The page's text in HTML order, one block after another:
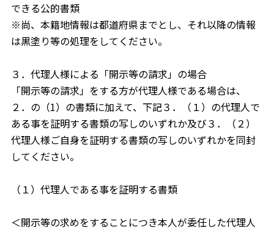
できる公的書類
※尚、本籍地情報は都道府県までとし、それ以降の情報
は黒塗り等の処理をしてください。
３．代理人様による「開示等の請求」の場合
「開示等の請求」をする方が代理人様である場合は、
２．の（1）の書類に加えて、下記３．（１）の代理人で
ある事を証明する書類の写しのいずれか及び３．（２）
代理人様ご自身を証明する書類の写しのいずれかを同封
してください。
（１）代理人である事を証明する書類
＜開示等の求めをすることにつき本人が委任した代理人